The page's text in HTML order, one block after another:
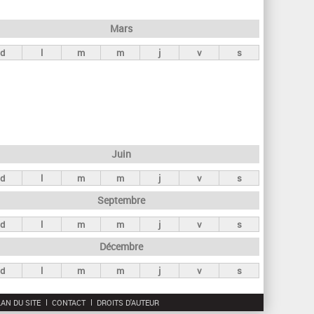
r
c
Mars
d l m m j v s
Juin
d l m m j v s
Septembre
d l m m j v s
Décembre
d l m m j v s
DU SITE CONTACT DROITS D'AUTEUR